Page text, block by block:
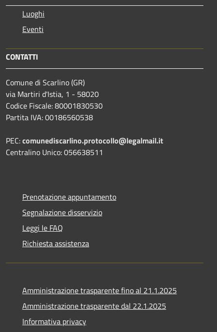
Luoghi
Eventi
CONTATTI
Comune di Scarlino (GR)
via Martiri d'Istia, 1 - 58020
Codice Fiscale: 80001830530
Partita IVA: 00186560538
PEC:comunediscarlino.protocollo@legalmail.it
Centralino Unico: 056638511
Prenotazione appuntamento
Segnalazione disservizio
Leggi le FAQ
Richiesta assistenza
Amministrazione trasparente fino al 21.1.2025
Amministrazione trasparente dal 22.1.2025
Informativa privacy